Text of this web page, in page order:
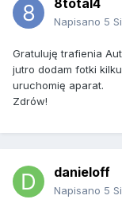
8total4
Napisano 5
Gratuluję trafienia
jutro dodam fotki
uruchomię aparat.
Zdrów!
danieloff
Napisano 5